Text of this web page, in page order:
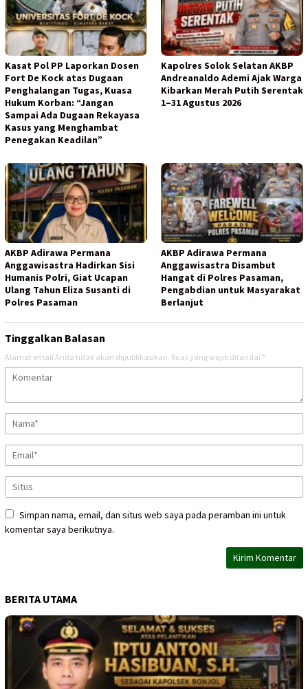
Kasat Pol PP Laporkan Dosen
Fort De Kock atas Dugaan
Penghalangan Tugas, Kuasa
Hukum Korban: “Jangan
Sampai Ada Dugaan Rekayasa
Kasus yang Menghambat
Penegakan Keadilan”
Kapolres Solok Selatan AKBP
Andreanaldo Ademi Ajak Warga
Kibarkan Merah Putih Serentak
1–31 Agustus 2026
AKBP Adirawa Permana
Anggawisastra Hadirkan Sisi
Humanis Polri, Giat Ucapan
Ulang Tahun Eliza Susanti di
Polres Pasaman
AKBP Adirawa Permana
Anggawisastra Disambut
Hangat di Polres Pasaman,
Pengabdian untuk Masyarakat
Berlanjut
Tinggalkan Balasan
Alamat email Anda tidak akan dipublikasikan. Ruas yang wajib ditandai *
Simpan nama, email, dan situs web saya pada peramban ini untuk
komentar saya berikutnya.
BERITA UTAMA